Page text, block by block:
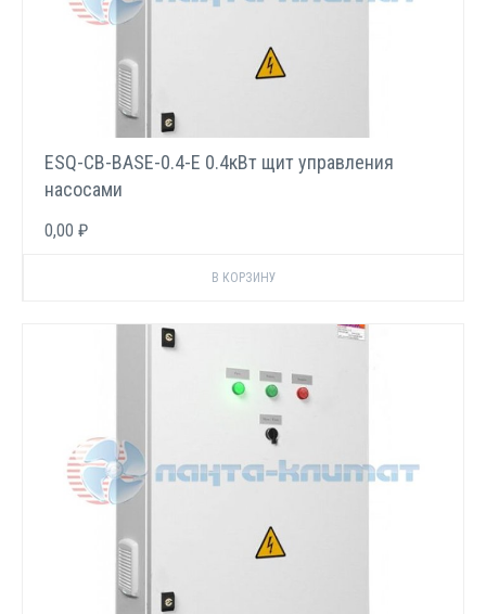
ESQ-CB-BASE-0.4-E 0.4кВт щит управления
насосами
0,00 ₽